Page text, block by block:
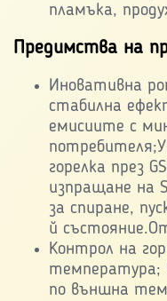
пламъка,
Предимства на
Иновативна
стабилна
емисиите с
потребителя;
горелка през
изпращане на
за спиране,
й състояние.
Контрол на
температура;
по външна